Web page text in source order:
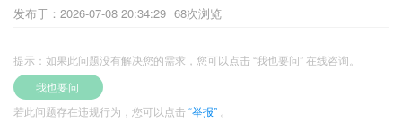
发布于：2026-07-08 20:34:29 68次浏览
提示：如果此问题没有解决您的需求，您可以点击 “我也要问” 在线咨询。
我也要问
若此问题存在违规行为，您可以点击“举报”